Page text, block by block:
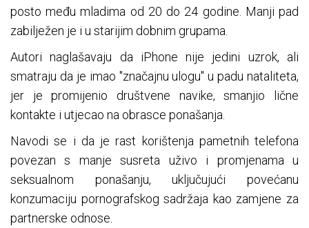
posto među mladima od 20 do 24 godine. Manji pad
zabilježen je i u starijim dobnim grupama.
Autori naglašavaju da iPhone nije jedini uzrok, ali
smatraju da je imao "značajnu ulogu" u padu nataliteta,
jer je promijenio društvene navike, smanjio lične
kontakte i utjecao na obrasce ponašanja.
Navodi se i da je rast korištenja pametnih telefona
povezan s manje susreta uživo i promjenama u
seksualnom ponašanju, uključujući povećanu
konzumaciju pornografskog sadržaja kao zamjene za
partnerske odnose.